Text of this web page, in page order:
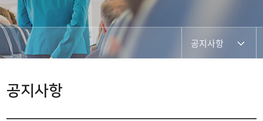
공지사항
공지사항